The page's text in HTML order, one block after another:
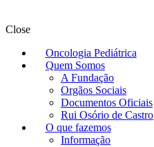
Close
Oncologia Pediátrica
Quem Somos
A Fundação
Orgãos Sociais
Documentos Oficiais
Rui Osório de Castro
O que fazemos
Informação